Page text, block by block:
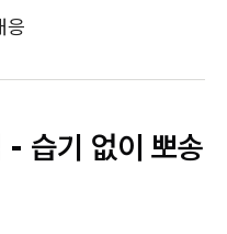
응
습기 없이 뽀송